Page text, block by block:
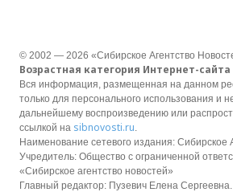
© 2002 — 2026 «Сибирское Агентство
Возрастная категория Интернет-сайта
Вся информация, размещенная на данном
только для персонального использования и
дальнейшему воспроизведению или
ссылкой на sibnovosti.ru
Наименование сетевого издания: Сибирское
Учредитель: Общество с ограниченной
«Сибирское агентство новостей»
Главный редактор: Пузевич Елена